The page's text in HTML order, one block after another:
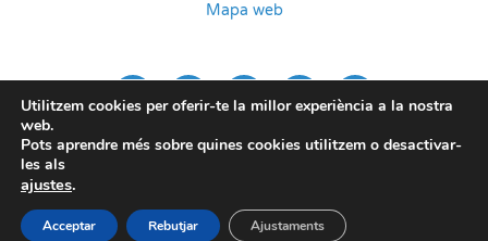
Mapa web
Utilitzem cookies per oferir-te la millor experiència a la nostra
web.
Pots aprendre més sobre quines cookies utilitzem o desactivar-
les als
ajustes.
Acceptar Rebutjar Ajustaments